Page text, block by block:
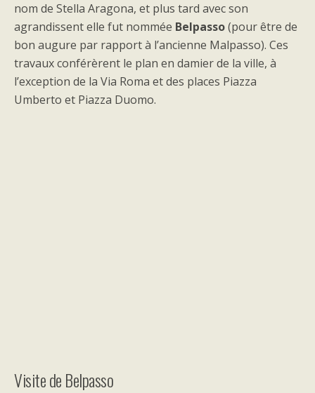
nom de Stella Aragona, et plus tard avec son
agrandissent elle fut nommée Belpasso(pour être de
bon augure par rapport à l’ancienne Malpasso). Ces
travaux conférèrent le plan en damier de la ville, à
l’exception de la Via Roma et des places Piazza
Umberto et Piazza Duomo.
Visite de Belpasso